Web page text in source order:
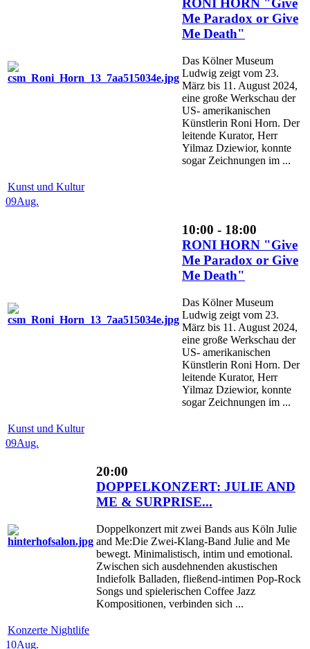
RONI HORN "Give
Me Paradox or Give
Me Death"
Das Kölner Museum
Ludwig zeigt vom 23.
März bis 11. August 2024,
eine große Werkschau der
US- amerikanischen
Künstlerin Roni Horn. Der
leitende Kurator, Herr
Yilmaz Dziewior, konnte
sogar Zeichnungen im ...
Kunst und Kultur
09Aug.
10:00 - 18:00
RONI HORN "Give
Me Paradox or Give
Me Death"
Das Kölner Museum
Ludwig zeigt vom 23.
März bis 11. August 2024,
eine große Werkschau der
US- amerikanischen
Künstlerin Roni Horn. Der
leitende Kurator, Herr
Yilmaz Dziewior, konnte
sogar Zeichnungen im ...
Kunst und Kultur
09Aug.
20:00
DOPPELKONZERT: JULIE AND
ME & SURPRISE...
Doppelkonzert mit zwei Bands aus Köln Julie
and Me:Die Zwei-Klang-Band Julie and Me
bewegt. Minimalistisch, intim und emotional.
Zwischen sich ausdehnenden akustischen
Indiefolk Balladen, fließend-intimen Pop-Rock
Songs und spielerischen Coffee Jazz
Kompositionen, verbinden sich ...
Konzerte Nightlife
10Aug.